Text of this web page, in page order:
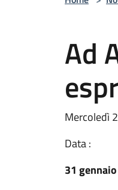
Ad
Mercoledì
Data :
31